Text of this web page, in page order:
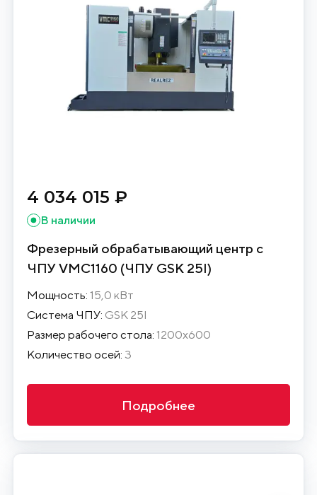
4 034 015 ₽
В наличии
Фрезерный обрабатывающий центр с
ЧПУ VMC1160 (ЧПУ GSK 25I)
Мощность: 15,0 кВт
Система ЧПУ: GSK 25I
Размер рабочего стола: 1200х600
Количество осей: 3
Подробнее